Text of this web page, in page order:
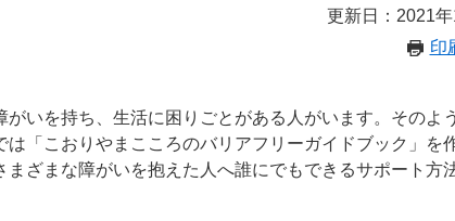
更新日：2021
印
いを持ち、生活に困りごとがある人がいます。そのよ
「こおりやまこころのバリアフリーガイドブック」を
まざまな障がいを抱えた人へ誰にでもできるサポート方